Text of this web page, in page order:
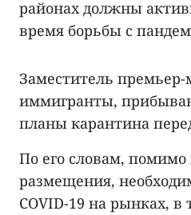
районах должны
время борьбы с
Заместитель
иммигранты,
планы карантина
По его словам,
размещения,
COVID-19 на рынках,